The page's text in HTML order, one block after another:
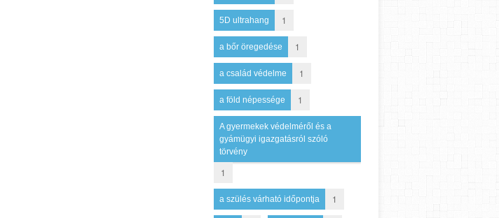
5D ultrahang 1
a bőr öregedése 1
a család védelme 1
a föld népessége 1
A gyermekek védelméről és a
gyámügyi igazgatásról szóló
törvény
1
a szülés várható időpontja 1